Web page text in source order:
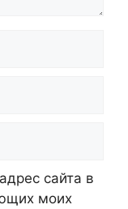
сайта в
моих